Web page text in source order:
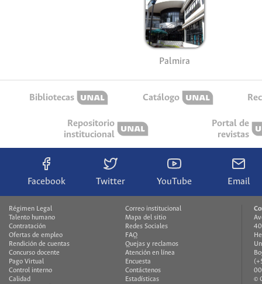
Palmira
Bibliotecas Catálogo
Repositorio
institucional
Portal de
revistas
Facebook Twitter YouTube Email
Régimen Legal
Talento humano
Contratación
Ofertas de empleo
Rendición de cuentas
Concurso docente
Pago Virtual
Control interno
Calidad
Correo institucional
Mapa del sitio
Redes Sociales
FAQ
Quejas y reclamos
Atención en línea
Encuesta
Contáctenos
Estadísticas
©